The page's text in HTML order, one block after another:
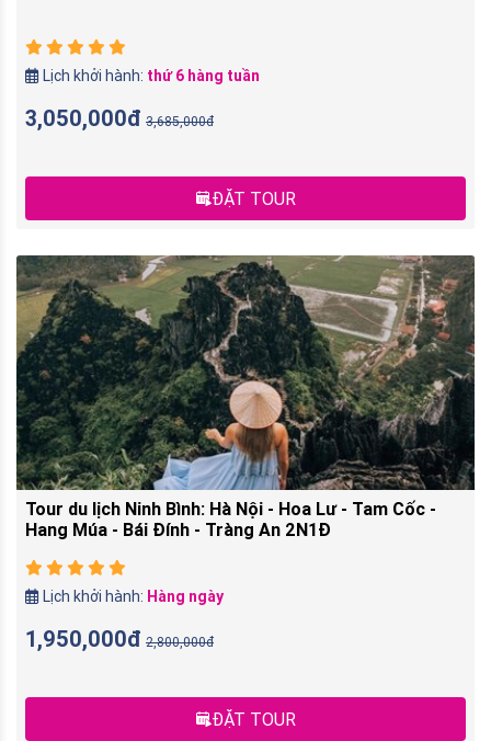
Lịch khởi hành: thứ 6 hàng tuần
3,050,000đ 3,685,000đ
ĐẶT TOUR
Tour du lịch Ninh Bình: Hà Nội - Hoa Lư - Tam Cốc -
Hang Múa - Bái Đính - Tràng An 2N1Đ
Lịch khởi hành: Hàng ngày
1,950,000đ 2,800,000đ
ĐẶT TOUR